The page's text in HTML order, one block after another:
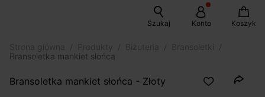
Szukaj Konto Koszyk
Bransoletka mankiet słońca
Bransoletka mankiet słońca - Złoty